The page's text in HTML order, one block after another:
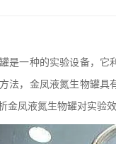
一种的实验设备，它
法，金凤液氮生物罐
金凤液氮生物罐对实验